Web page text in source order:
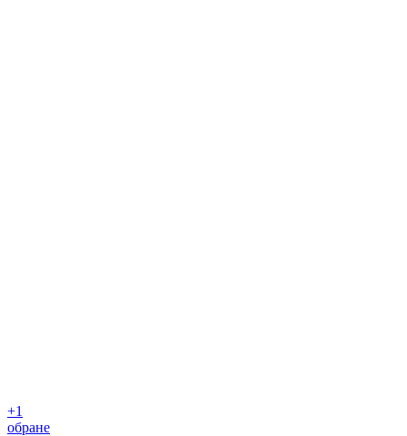
+1
обране